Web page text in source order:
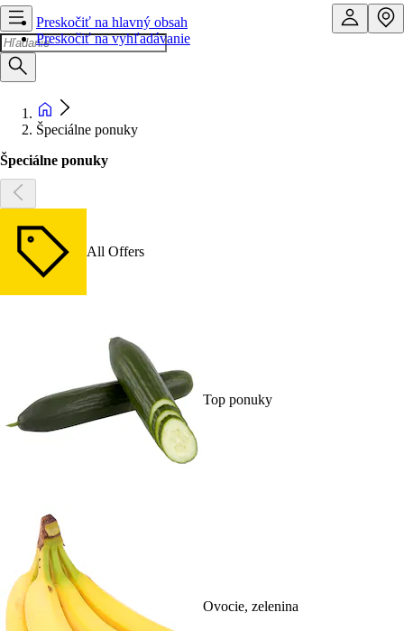
Preskočiť na hlavný obsah
Preskočiť na vyhľadávanie
Špeciálne ponuky
Špeciálne ponuky
All Offers
Top ponuky
Ovocie, zelenina